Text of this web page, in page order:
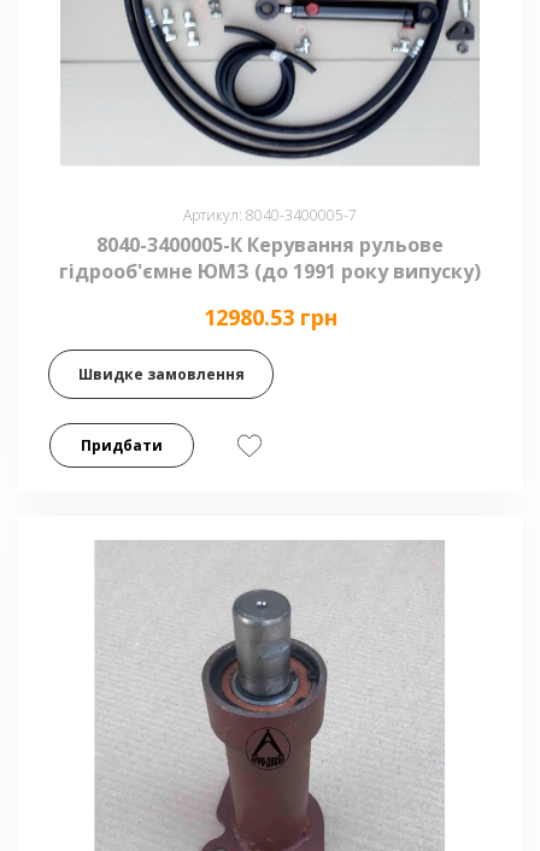
Артикул: 8040-3400005-7
8040-3400005-К Керування рульове
гідрооб'ємне ЮМЗ (до 1991 року випуску)
12980.53 грн
Швидке замовлення
Придбати